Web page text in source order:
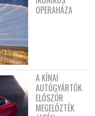
OPERAHÁZA
A KÍNAI
AUTÓGYÁRTÓK
ELŐSZÖR
MEGELŐZTÉK